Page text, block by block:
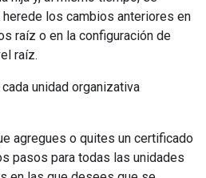
herede los cambios anteriores en
raíz o en la configuración de
raíz.
unidad organizativa
agregues o quites un certificado
pasos para todas las unidades